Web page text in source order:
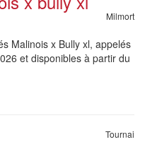
Milmort
Malinois x Bully xl, appelés
et disponibles à partir du
Tournai